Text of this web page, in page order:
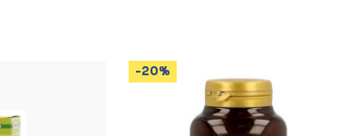
-20%